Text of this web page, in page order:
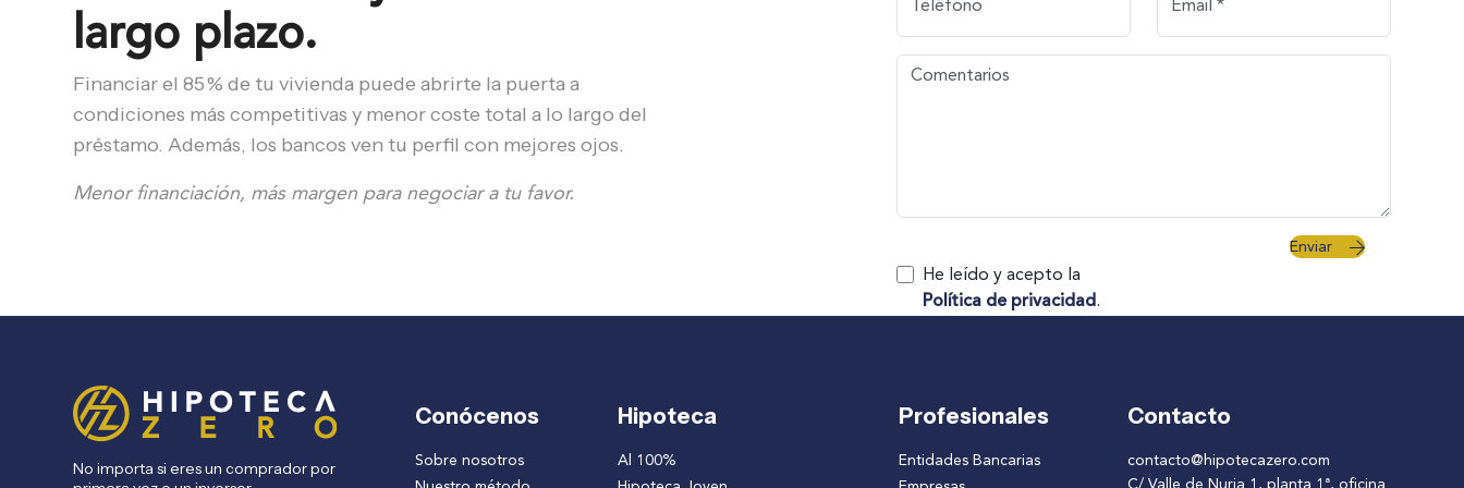
largo plazo.
Financiar el 85 % de tu vivienda puede abrirte la puerta a
condiciones más competitivas y menor coste total a lo largo del
préstamo. Además, los bancos ven tu perfil con mejores ojos.
Menor financiación, más margen para negociar a tu favor.
He leído y acepto la
Política de privacidad.
Enviar
No importa si eres un comprador por
Conócenos
Sobre nosotros
Hipoteca
Al 100%
Profesionales
Entidades Bancarias
Contacto
contacto@hipotecazero.com
C/ Valle de Nuria 1, planta 1ª, oficina